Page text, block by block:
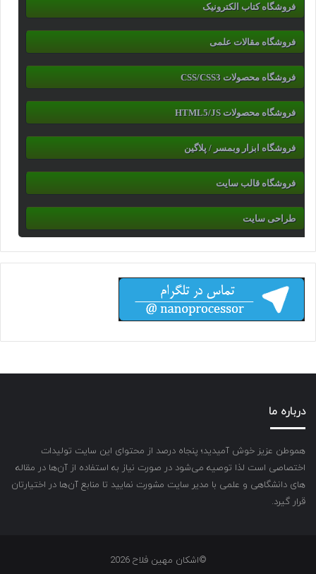
فروشگاه کتاب الکترونیک
فروشگاه مقالات علمی
فروشگاه محصولات CSS/CSS3
فروشگاه محصولات HTML5/JS
فروشگاه ابزار وبمسر / پلاگین
فروشگاه قالب سایت
طراحی سایت
درباره ما
هموطن عزیز خوش آمیدید؛ پنجاه درصد از محتوای این سایت تولیدات
اختصاصی است لذا توصیه می‌شود در صورت نیاز به استفاده از آن‌ها در مقاله
های دانشگاهی و علمی با مدیر سایت مشورت نمایید تا منابع آن‌ها در اختیارتان
قرار گیرد.
©اشکان مهین فلاح 2026